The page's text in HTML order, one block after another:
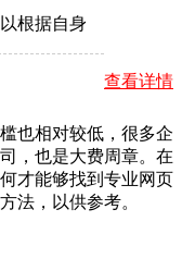
根据自身
查看详情
也相对较低，很多企
，也是大费周章。在
才能够找到专业网页
法，以供参考。